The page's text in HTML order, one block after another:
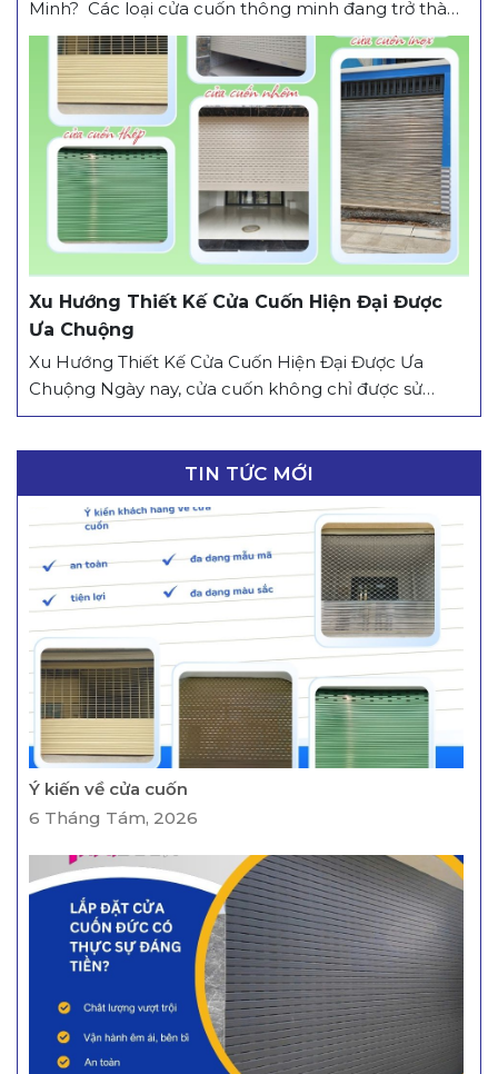
Minh? Các loại cửa cuốn thông minh đang trở thành
lựa chọn hàng đầu cho khách hàng nhờ khả năng
vận hành tiện lợi, an toàn và hiện đại. Vậy loại cửa
cuốn nào được tích hợp nhiều tính năng thông minh
nhất? Dưới đây là...
Xu Hướng Thiết Kế Cửa Cuốn Hiện Đại Được
Ưa Chuộng
Xu Hướng Thiết Kế Cửa Cuốn Hiện Đại Được Ưa
Chuộng Ngày nay, cửa cuốn không chỉ được sử
dụng để bảo vệ công trình, mà còn góp phần nâng
của công nghệ và nhu cầu sử dụng ngày càng đa
dạng, thị trường...
TIN TỨC MỚI
Ý kiến về cửa cuốn
6 Tháng Tám, 2026